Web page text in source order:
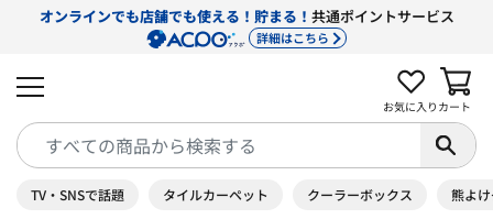
オンラインでも店舗でも使える！貯まる！ 共通ポイントサービス
詳細はこちら
お気に入り カート
TV・SNSで話題 タイルカーペット クーラーボックス 熊よ